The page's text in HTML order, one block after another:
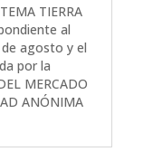
TIERRA
al
agosto y el
por la
MERCADO
ANÓNIMA